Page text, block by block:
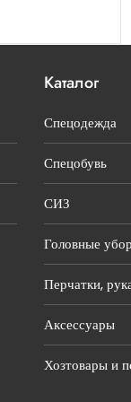
Каталог
Спецодежда
Спецобувь
СИЗ
Головные
Перчатки,
Аксессуары
Хозтовары и